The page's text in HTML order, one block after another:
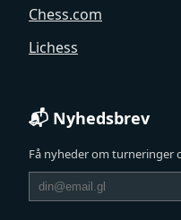
Chess.com
Lichess
📬 Nyhedsbrev
Få nyheder om turneringer